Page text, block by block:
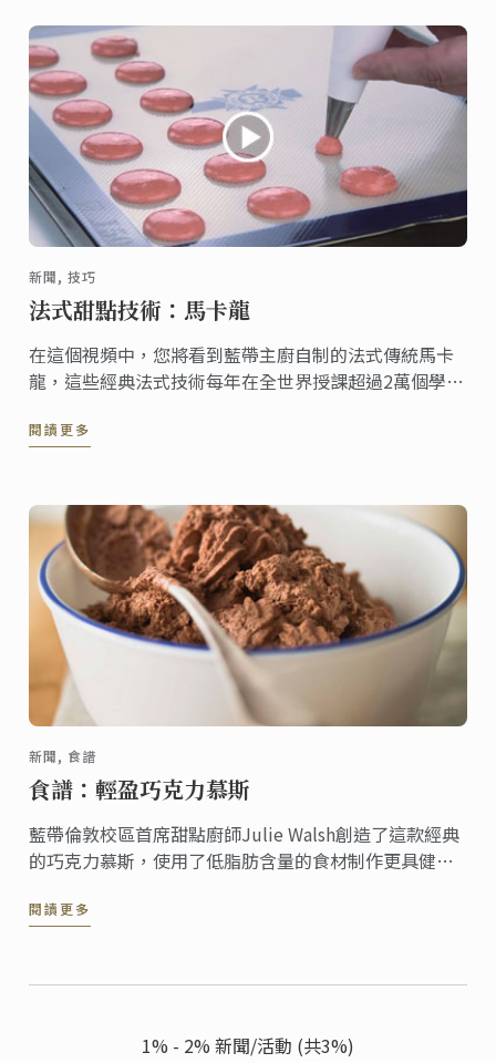
新聞, 技巧
法式甜點技術：馬卡龍
在這個視頻中，您將看到藍帶主廚自制的法式傳統馬卡
龍，這些經典法式技術每年在全世界授課超過2萬個學
閱讀更多
新聞, 食譜
食譜：輕盈巧克力慕斯
藍帶倫敦校區首席甜點廚師Julie Walsh創造了這款經典
的巧克力慕斯，使用了低脂肪含量的食材制作更具健康
黃，讓這款經典甜品更加健康。
閱讀更多
1% - 2% 新聞/活動 (共3%)